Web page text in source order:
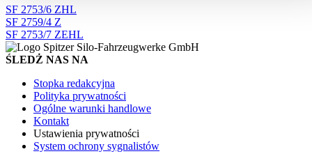
SF 2753/6 ZHL
SF 2759/4 Z
SF 2753/7 ZEHL
ŚLEDŻ NAS NA
Stopka redakcyjna
Polityka prywatności
Ogólne warunki handlowe
Kontakt
Ustawienia prywatności
System ochrony sygnalistów